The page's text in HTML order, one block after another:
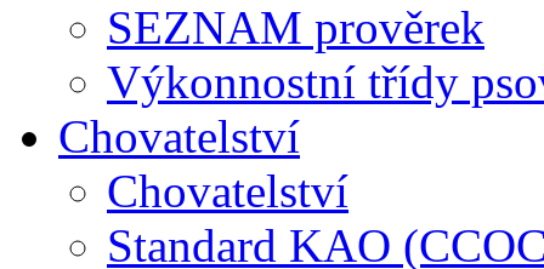
SEZNAM prověrek
Výkonnostní třídy
Chovatelství
Chovatelství
Standard KAO